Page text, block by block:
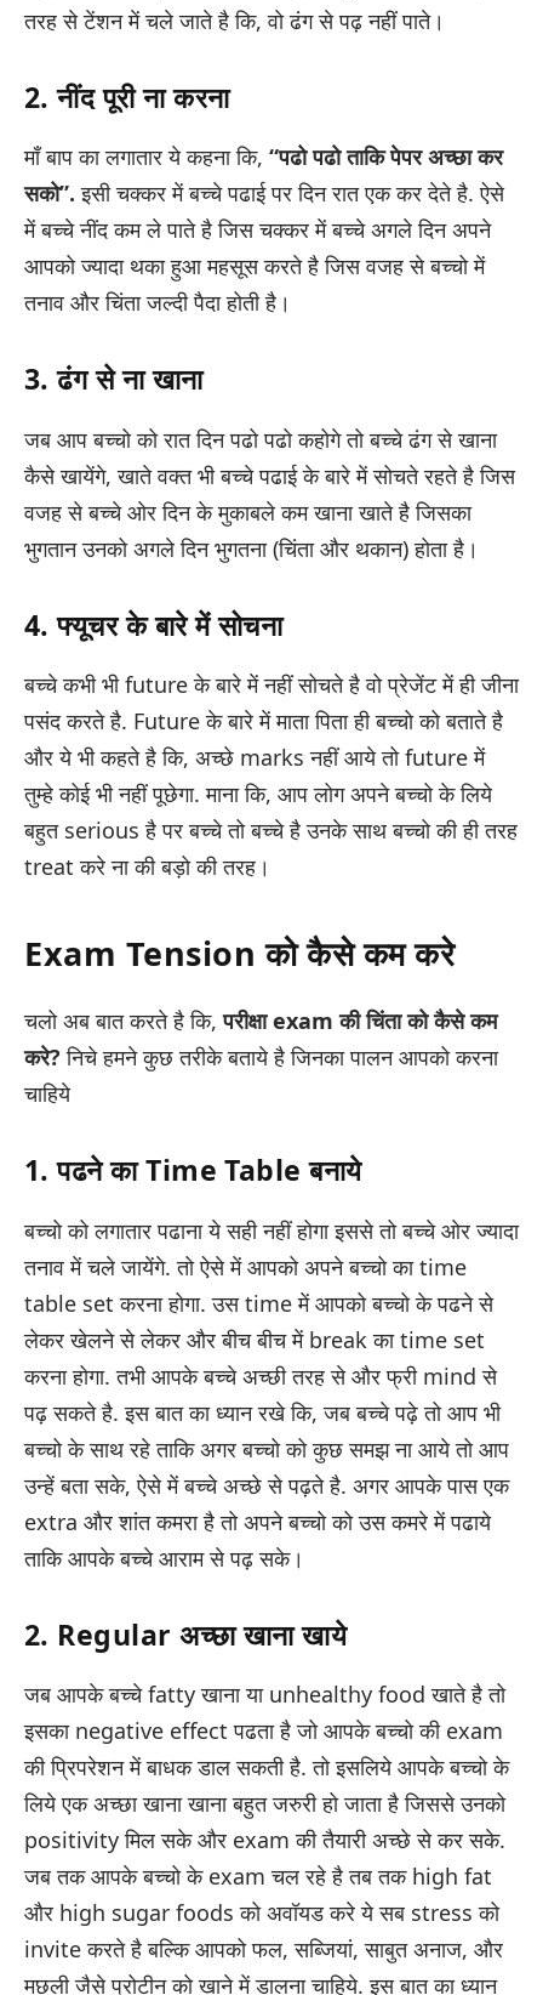
तरह से टेंशन में चले जाते है कि, वो ढंग से पढ़ नहीं पाते।
2. नींद पूरी ना करना
माँ बाप का लगातार ये कहना कि, “पढो पढो ताकि पेपर अच्छा कर
सको”.इसी चक्कर में बच्चे पढाई पर दिन रात एक कर देते है. ऐसे
में बच्चे नींद कम ले पाते है जिस चक्कर में बच्चे अगले दिन अपने
आपको ज्यादा थका हुआ महसूस करते है जिस वजह से बच्चो में
तनाव और चिंता जल्दी पैदा होती है।
3. ढंग से ना खाना
जब आप बच्चो को रात दिन पढो पढो कहोगे तो बच्चे ढंग से खाना
कैसे खायेंगे, खाते वक्त भी बच्चे पढाई के बारे में सोचते रहते है जिस
वजह से बच्चे ओर दिन के मुकाबले कम खाना खाते है जिसका
भुगतान उनको अगले दिन भुगतना (चिंता और थकान) होता है।
4. फ्यूचर के बारे में सोचना
बच्चे कभी भी future के बारे में नहीं सोचते है वो प्रेजेंट में ही जीना
पसंद करते है. Future के बारे में माता पिता ही बच्चो को बताते है
और ये भी कहते है कि, अच्छे marks नहीं आये तो future में
तुम्हे कोई भी नहीं पूछेगा. माना कि, आप लोग अपने बच्चो के लिये
बहुत serious है पर बच्चे तो बच्चे है उनके साथ बच्चो की ही तरह
treat करे ना की बड़ो की तरह।
Exam Tension को कैसे कम करे
चलो अब बात करते है कि,परीक्षा exam की चिंता को कैसे कम
करे? निचे हमने कुछ तरीके बताये है जिनका पालन आपको करना
चाहिये
1. पढने का Time Table बनाये
बच्चो को लगातार पढाना ये सही नहीं होगा इससे तो बच्चे ओर ज्यादा
तनाव में चले जायेंगे. तो ऐसे में आपको अपने बच्चो का time
table set करना होगा. उस time में आपको बच्चो के पढने से
लेकर खेलने से लेकर और बीच बीच में break का time set
करना होगा. तभी आपके बच्चे अच्छी तरह से और फ्री mind से
पढ़ सकते है. इस बात का ध्यान रखे कि, जब बच्चे पढ़े तो आप भी
बच्चो के साथ रहे ताकि अगर बच्चो को कुछ समझ ना आये तो आप
उन्हें बता सके, ऐसे में बच्चे अच्छे से पढ़ते है. अगर आपके पास एक
extra और शांत कमरा है तो अपने बच्चो को उस कमरे में पढाये
ताकि आपके बच्चे आराम से पढ़ सके।
2. Regular अच्छा खाना खाये
जब आपके बच्चे fatty खाना या unhealthy food खाते है तो
इसका negative effect पढता है जो आपके बच्चो की exam
की प्रिपरेशन में बाधक डाल सकती है. तो इसलिये आपके बच्चो के
लिये एक अच्छा खाना खाना बहुत जरुरी हो जाता है जिससे उनको
positivity मिल सके और exam की तैयारी अच्छे से कर सके.
जब तक आपके बच्चो के exam चल रहे है तब तक high fat
और high sugar foods को अवॉयड करे ये सब stress को
invite करते है बल्कि आपको फल, सब्जियां, साबुत अनाज, और
मछली जैसे प्रोटीन को खाने में डालना चाहिये. इस बात का ध्यान